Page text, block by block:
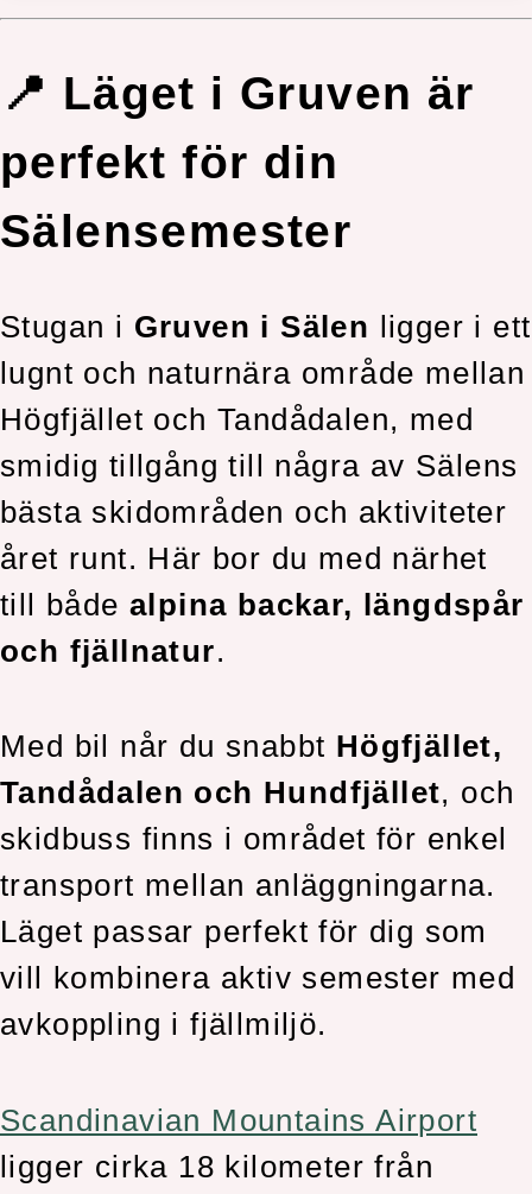
📍 Läget i Gruven är
perfekt för din
Sälensemester
Stugan i Gruven i Sälen ligger i ett
lugnt och naturnära område mellan
Högfjället och Tandådalen, med
smidig tillgång till några av Sälens
bästa skidområden och aktiviteter
året runt. Här bor du med närhet
till bådealpina backar, längdspår
och fjällnatur.
Med bil når du snabbt Högfjället,
Tandådalen och Hundfjället, och
skidbuss finns i området för enkel
transport mellan anläggningarna.
Läget passar perfekt för dig som
vill kombinera aktiv semester med
avkoppling i fjällmiljö.
Scandinavian Mountains Airport
ligger cirka 18 kilometer från